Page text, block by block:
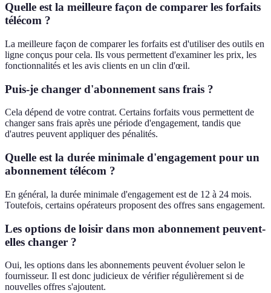
Quelle est la meilleure façon de comparer les forfaits
télécom ?
La meilleure façon de comparer les forfaits est d'utiliser des outils en
ligne conçus pour cela. Ils vous permettent d'examiner les prix, les
fonctionnalités et les avis clients en un clin d'œil.
Puis-je changer d'abonnement sans frais ?
Cela dépend de votre contrat. Certains forfaits vous permettent de
changer sans frais après une période d'engagement, tandis que
d'autres peuvent appliquer des pénalités.
Quelle est la durée minimale d'engagement pour un
abonnement télécom ?
En général, la durée minimale d'engagement est de 12 à 24 mois.
Toutefois, certains opérateurs proposent des offres sans engagement.
Les options de loisir dans mon abonnement peuvent-
elles changer ?
Oui, les options dans les abonnements peuvent évoluer selon le
fournisseur. Il est donc judicieux de vérifier régulièrement si de
nouvelles offres s'ajoutent.